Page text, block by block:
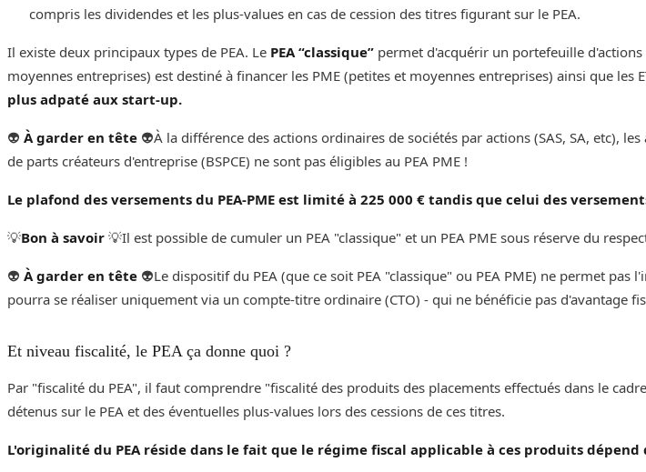
compris les dividendes et les plus-values en cas de cession des titres figurant sur le PEA.
Il existe deux principaux types de PEA. Le PEA “classique” permet d'acquérir un portefeuille
moyennes entreprises) est destiné à financer les PME (petites et moyennes entreprises) ainsi que les
plus adpaté aux start-up.
👽 À garder en tête 👽‌‌À la différence des actions ordinaires de sociétés par actions (SAS, SA, etc),
de parts créateurs d'entreprise (BSPCE) ne sont pas éligibles au PEA PME !‌‌‌‌
Le plafond des versements du PEA-PME est limité à 225 000 € tandis que celui des
💡Bon à savoir 💡Il est possible de cumuler un PEA "classique" et un PEA PME sous réserve du
👽 À garder en tête 👽Le dispositif du PEA (que ce soit PEA "classique" ou PEA PME) ne permet
pourra se réaliser uniquement via un compte-titre ordinaire (CTO) - qui ne bénéficie pas d'avantage
Et niveau fiscalité, le PEA ça donne quoi ?
‌‌Par "fiscalité du PEA", il faut comprendre "fiscalité des produits des placements effectués dans le cadre
détenus sur le PEA et des éventuelles plus-values lors des cessions de ces titres. ‌‌‌‌
L'originalité du PEA réside dans le fait que le régime fiscal applicable à ces produits